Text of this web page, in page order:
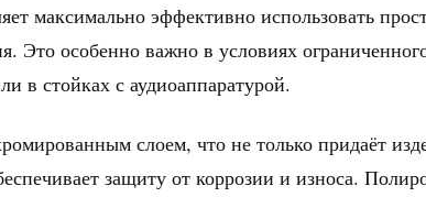
максимально эффективно использовать
Это особенно важно в условиях
в стойках с аудиоаппаратурой.
слоем, что не только придаёт
защиту от коррозии и износа.